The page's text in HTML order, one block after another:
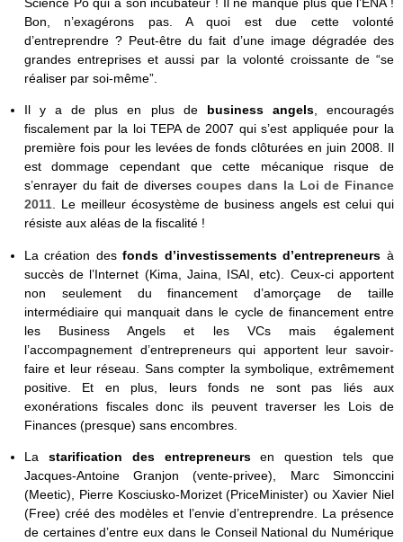
Science Po qui a son incubateur ! Il ne manque plus que l’ENA !
Bon, n’exagérons pas. A quoi est due cette volonté
d’entreprendre ? Peut-être du fait d’une image dégradée des
grandes entreprises et aussi par la volonté croissante de “se
réaliser par soi-même”.
Il y a de plus en plus de business angels, encouragés
fiscalement par la loi TEPA de 2007 qui s’est appliquée pour la
première fois pour les levées de fonds clôturées en juin 2008. Il
est dommage cependant que cette mécanique risque de
s’enrayer du fait de diversescoupes dans la Loi de Finance
2011. Le meilleur écosystème de business angels est celui qui
résiste aux aléas de la fiscalité !
La création desfonds d’investissements d’entrepreneursà
succès de l’Internet (Kima, Jaina, ISAI, etc). Ceux-ci apportent
non seulement du financement d’amorçage de taille
intermédiaire qui manquait dans le cycle de financement entre
les Business Angels et les VCs mais également
l’accompagnement d’entrepreneurs qui apportent leur savoir-
faire et leur réseau. Sans compter la symbolique, extrêmement
positive. Et en plus, leurs fonds ne sont pas liés aux
exonérations fiscales donc ils peuvent traverser les Lois de
Finances (presque) sans encombres.
La starification des entrepreneursen question tels que
Jacques-Antoine Granjon (vente-privee), Marc Simonccini
(Meetic), Pierre Kosciusko-Morizet (PriceMinister) ou Xavier Niel
(Free) créé des modèles et l’envie d’entreprendre. La présence
de certaines d’entre eux dans le Conseil National du Numérique